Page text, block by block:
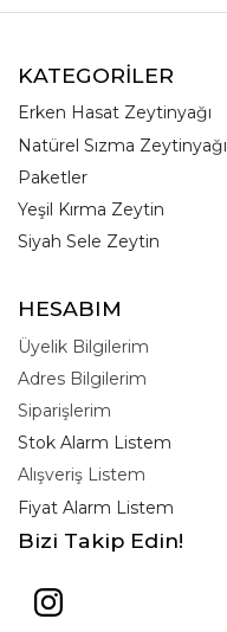
KATEGORİLER
Erken Hasat Zeytinyağı
Natürel Sızma Zeytinyağı
Paketler
Yeşil Kırma Zeytin
Siyah Sele Zeytin
HESABIM
Üyelik Bilgilerim
Adres Bilgilerim
Siparişlerim
Stok Alarm Listem
Alışveriş Listem
Fiyat Alarm Listem
Bizi Takip Edin!